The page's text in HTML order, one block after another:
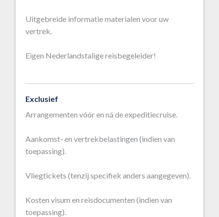
Uitgebreide informatie materialen voor uw
vertrek.
Eigen Nederlandstalige reisbegeleider!
Exclusief
Arrangementen vóór en ná de expeditiecruise.
Aankomst- en vertrekbelastingen (indien van
toepassing).
Vliegtickets (tenzij specifiek anders aangegeven).
Kosten visum en reisdocumenten (indien van
toepassing).